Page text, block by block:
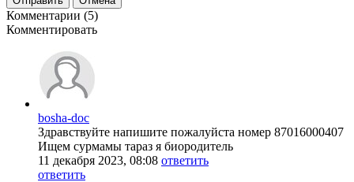
Комментарии (5)
Комментировать
bosha-doc
Здравствуйте напишите пожалуйста номер 87016000407
Ищем сурмамы тараз я биородитель
11 декабря 2023, 08:08 ответить
ответить